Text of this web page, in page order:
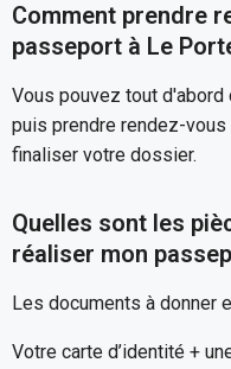
Comment prendre
passeport à Le
Vous pouvez tout d'abord
puis prendre rendez-
finaliser votre dossier.
Quelles sont les
réaliser mon
Les documents à donner
Votre carte d’identité +